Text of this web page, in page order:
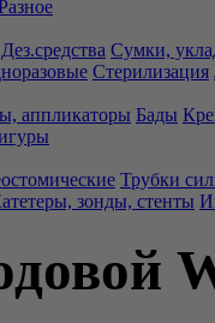
Дез.средства Сумки,
Стерилизация
аппликаторы Бады
Трубки
зонды, стенты